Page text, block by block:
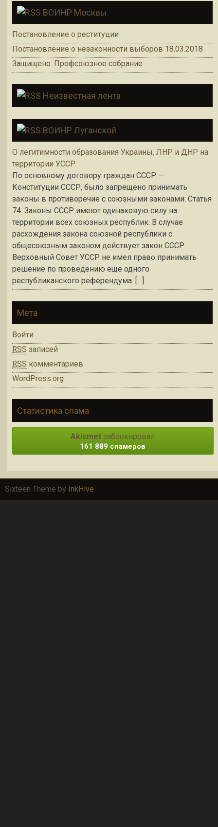
ВОИНР Москвы
Постановление о реституции
Постановление о незаконности выборов 18.03.2018
Защищено: Профсоюзное собрание
Неизвестная лента
ВОИНР Луганской
О легитимности образования Украины, ЛНР и ДНР на
территории УССР
По основному договору граждан СССР —
Конституции СССР, было запрещено принимать
законы в противоречие с союзными законами: Статья
74. Законы СССР имеют одинаковую силу на
территории всех союзных республик. В случае
расхождения закона союзной республики с
общесоюзным законом действует закон СССР.
Верховный Совет УССР не имел право принимать
решение по проведению ещё одного
республиканского референдума. […]
Мета
Войти
RSS записей
RSS комментариев
WordPress.org
Статистика спама
Akismet заблокировал
161 889 спамеров
Sixteen Theme by InkHive